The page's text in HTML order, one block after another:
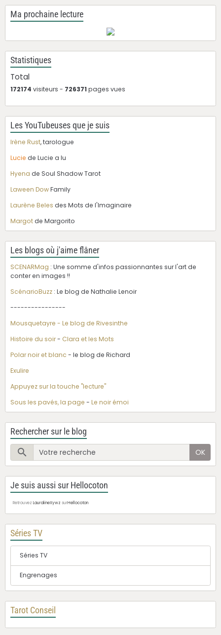
Ma prochaine lecture
Statistiques
Total
172174 visiteurs - 726371pages vues
Les YouTubeuses que je suis
Irène Rust, tarologue
Lucie de Lucie a lu
Hyena de Soul Shadow Tarot
Laween DowFamily
Laurène Beles des Mots de l'Imaginaire
Margotde Margorito
Les blogs où j'aime flâner
SCENARMag : Une somme d'infos passionnantes sur l'art de
conter en images !!
ScénarioBuzz : Le blog de Nathalie Lenoir
----------------
Mousquetayre - Le blog de Rivesinthe
Histoire du soir- Clara et les Mots
Polar noir et blanc - le blog de Richard
Exulire
Appuyez sur la touche "lecture"
Sous les pavés, la page - Le noir émoi
Rechercher sur le blog
OK
Je suis aussi sur Hellocoton
Retrouvez LauralineXywz surHellocoton
Séries TV
Séries TV
Engrenages
Tarot Conseil